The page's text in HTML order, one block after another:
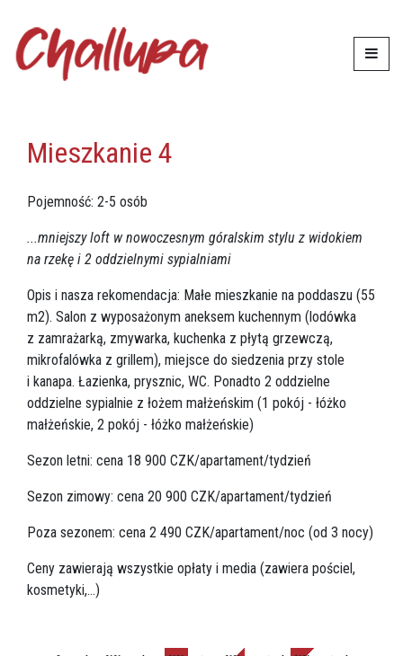
Zakwarterowanie
Mieszkanie 4
Pojemność: 2-5 osób
...mniejszy loft w nowoczesnym góralskim stylu z widokiem
na rzekę i 2 oddzielnymi sypialniami
Opis i nasza rekomendacja: Małe mieszkanie na poddaszu (55
m2). Salon z wyposażonym aneksem kuchennym (lodówka
z zamrażarką, zmywarka, kuchenka z płytą grzewczą,
mikrofalówka z grillem), miejsce do siedzenia przy stole
i kanapa. Łazienka, prysznic, WC. Ponadto 2 oddzielne
oddzielne sypialnie z łożem małżeńskim (1 pokój - łóżko
małżeńskie, 2 pokój - łóżko małżeńskie)
Sezon letni: cena 18 900 CZK/apartament/tydzień
Sezon zimowy: cena 20 900 CZK/apartament/tydzień
Poza sezonem: cena 2 490 CZK/apartament/noc (od 3 nocy)
Ceny zawierają wszystkie opłaty i media (zawiera pościel,
kosmetyki,...)